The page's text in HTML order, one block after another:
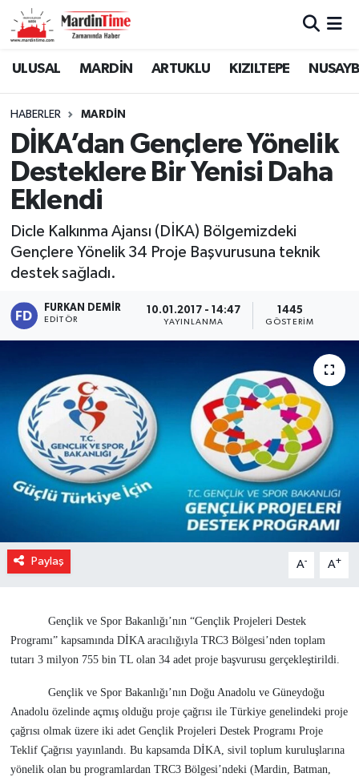
ULUSAL MARDİN ARTUKLU KIZILTEPE
HABERLER MARDİN
DİKA’dan Gençlere Yönelik
Desteklere Bir Yenisi Daha
Eklendi
Dicle Kalkınma Ajansı (DİKA) Bölgemizdeki
Gençlere Yönelik 34 Proje Başvurusuna teknik
destek sağladı.
FURKAN DEMIR
EDITÖR
10.01.2017 - 14:47
YAYINLANMA
1445
GÖSTERIM
Paylaş A- A+
Gençlik ve Spor Bakanlığı’nın “Gençlik Projeleri Destek
Programı” kapsamında DİKA aracılığıyla TRC3 Bölgesi’nden toplam
tutarı 3 milyon 755 bin TL olan 34 adet proje başvurusu gerçekleştirildi.
Gençlik ve Spor Bakanlığı’nın Doğu Anadolu ve Güneydoğu
Anadolu özelinde açmış olduğu proje çağrısı ile Türkiye genelindeki proje
çağrısı olmak üzere iki adet Gençlik Projeleri Destek Programı Proje
Teklif Çağrısı yayınlandı. Bu kapsamda DİKA, sivil toplum kuruluşlarına
yönelik olan bu programlardan TRC3 Bölgesi’ndeki (Mardin, Batman,
Mardin Nöbetçi Eczaneler
Mardin Namaz Vakitleri
Mardin Trafik Yoğunluk Haritası
Süper Lig Puan Durumu ve Fikstür
Tüm Manşetler
Son Dakika Haberleri